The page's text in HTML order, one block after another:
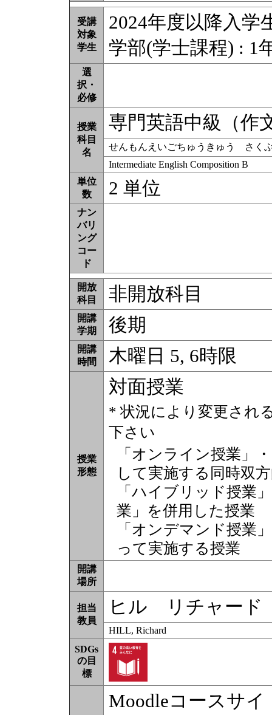
受講
対象
学生
2024年度以降入学
学部(学士課程) : 1
選
択・
必修
授業
科目
名
専門英語中級（作
せんもんえいごちゅうきゅう さく
Intermediate English Composition B
単位
数
2 単位
ナン
バリ
ング
コー
ド
開放
科目
非開放科目
開講
学期
後期
開講
時間
木曜日 5, 6時限
授業
形態
対面授業
* 状況により変更され
下さい
「オンライン授業」
して実施する同時双
「ハイブリッド授業
業」を併用した授業
「オンデマンド授業
って実施する授業
開講
場所
担当
教員
ヒル リチャード
HILL, Richard
SDGs
の目
標
Moodleコースサ